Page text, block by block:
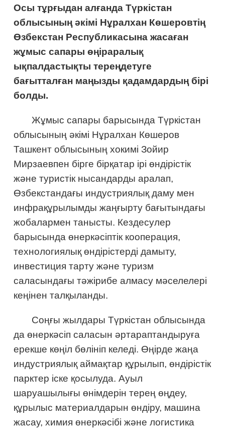
Осы тұрғыдан алғанда Түркістан
облысының әкімі Нұралхан Көшеровтің
Өзбекстан Республикасына жасаған
жұмыс сапары өңіраралық
ықпалдастықты тереңдетуге
бағытталған маңызды қадамдардың бірі
болды.
Жұмыс сапары барысында Түркістан
облысының әкімі Нұралхан Көшеров
Ташкент облысының хокимі Зойир
Мирзаевпен бірге бірқатар ірі өндірістік
және туристік нысандарды аралап,
Өзбекстандағы индустриялық даму мен
инфрақұрылымды жаңғырту бағытындағы
жобалармен танысты. Кездесулер
барысында өнеркәсіптік кооперация,
технологиялық өндірістерді дамыту,
инвестиция тарту және туризм
саласындағы тәжірибе алмасу мәселелері
кеңінен талқыланды.
Соңғы жылдары Түркістан облысында
да өнеркәсіп саласын әртараптандыруға
ерекше көңіл бөлініп келеді. Өңірде жаңа
индустриялық аймақтар құрылып, өндірістік
парктер іске қосылуда. Ауыл
шаруашылығы өнімдерін терең өңдеу,
құрылыс материалдарын өндіру, машина
жасау, химия өнеркәсібі және логистика